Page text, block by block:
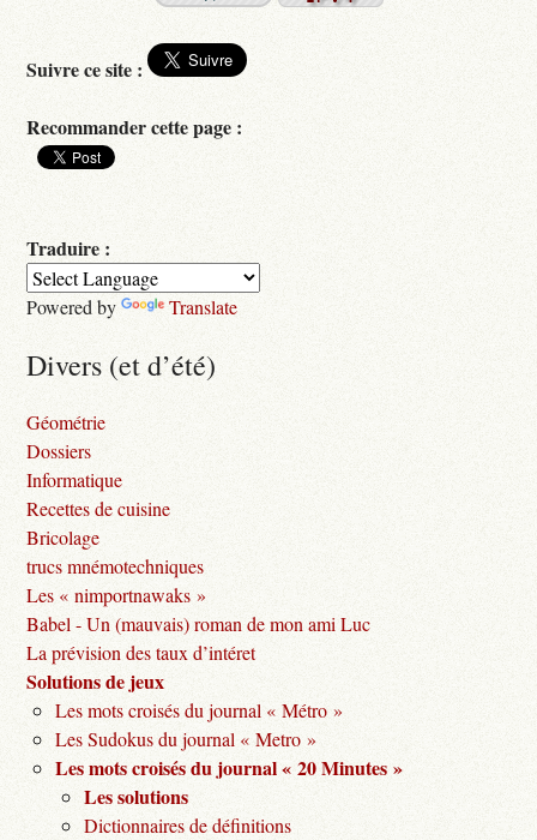
Suivre ce site :
Recommander cette page :
Traduire :
Powered by Translate
Divers (et d’été)
Géométrie
Dossiers
Informatique
Recettes de cuisine
Bricolage
trucs mnémotechniques
Les « nimportnawaks »
Babel - Un (mauvais) roman de mon ami Luc
La prévision des taux d’intéret
Solutions de jeux
Les mots croisés du journal « Métro »
Les Sudokus du journal « Metro »
Les mots croisés du journal « 20 Minutes »
Les solutions
Dictionnaires de définitions